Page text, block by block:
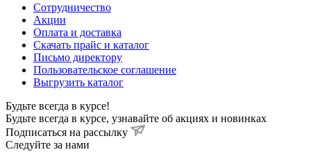
Сотрудничество
Акции
Оплата и доставка
Скачать прайс и каталог
Письмо директору
Пользовательское соглашение
Выгрузить каталог
Будьте всегда в курсе!
Будьте всегда в курсе, узнавайте об акциях и новинках
Подписаться на рассылку
Cледуйте за нами